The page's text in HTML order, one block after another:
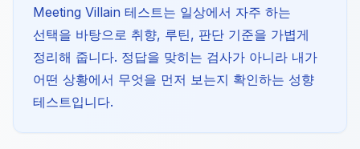
Meeting Villain 테스트는 일상에서 자주 하는
선택을 바탕으로 취향, 루틴, 판단 기준을 가볍게
정리해 줍니다. 정답을 맞히는 검사가 아니라 내가
어떤 상황에서 무엇을 먼저 보는지 확인하는 성향
테스트입니다.